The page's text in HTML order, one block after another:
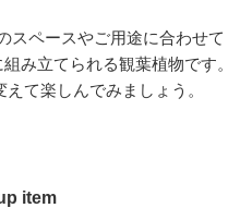
スペースやご用途に合わせて
み立てられる観葉植物です。
て楽しんでみましょう。
item